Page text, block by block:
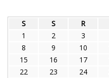
S
S R
1
2 3
8
9 10
15
16 17
22
23 24